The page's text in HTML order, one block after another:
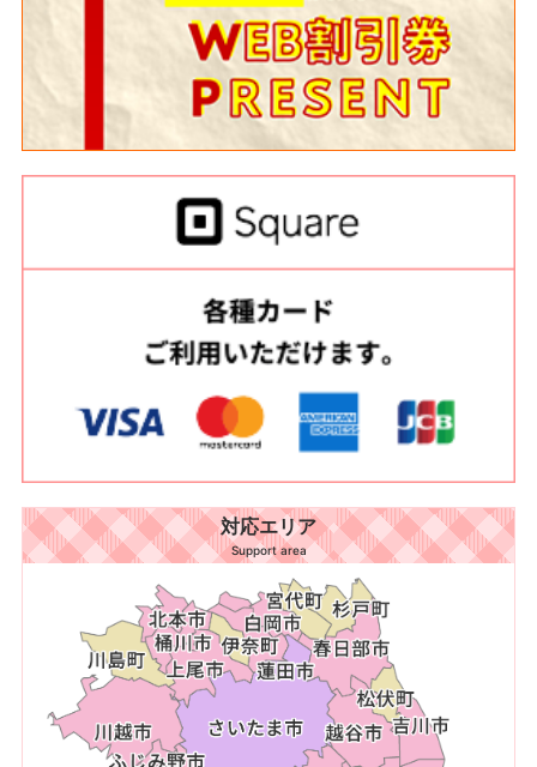
対応エリア
Support area